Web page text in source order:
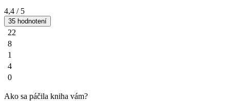
4,4 / 5
35 hodnotení
22
8
1
4
0
Ako sa páčila kniha vám?